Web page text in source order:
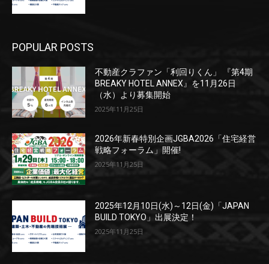
POPULAR POSTS
不動産クラファン「利回りくん」 『第4期
BREAKY HOTEL ANNEX』を11月26日
（水）より募集開始
2025年11月25日
2026年新春特別企画JGBA2026「住宅経営
戦略フォーラム」開催!
2025年11月25日
2025年12月10日(水)～12日(金)「JAPAN
BUILD TOKYO」出展決定！
2025年11月25日